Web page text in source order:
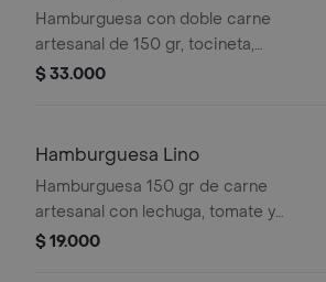
Hamburguesa con doble carne
artesanal de 150 gr, tocineta,
pimentón, cebolla, champiñón
$ 33.000
Hamburguesa Lino
Hamburguesa 150 gr de carne
artesanal con lechuga, tomate y
cebolla.
$ 19.000